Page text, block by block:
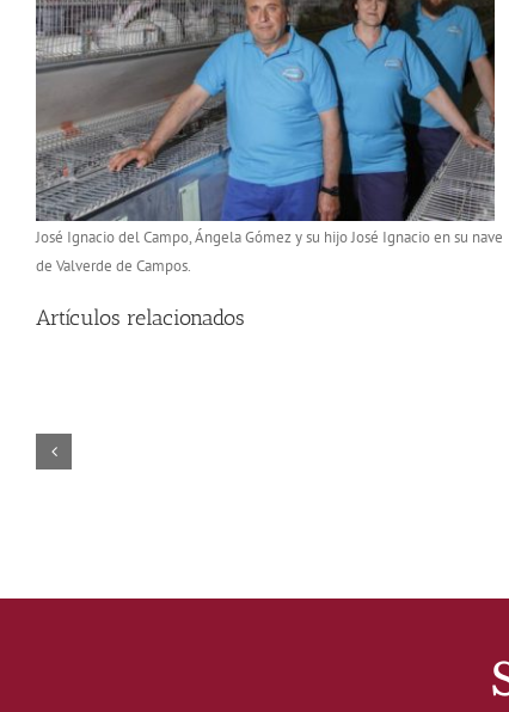
José Ignacio del Campo, Ángela Gómez y su hijo José Ignacio en su nave
de Valverde de Campos.
Artículos relacionados